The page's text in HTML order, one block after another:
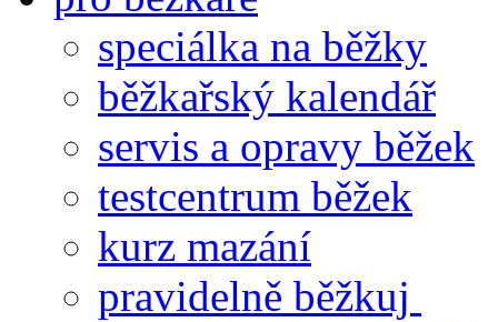
speciálka na běžky
běžkařský kalendář
servis a opravy běžek
testcentrum běžek
kurz mazání
pravidelně běžkuj